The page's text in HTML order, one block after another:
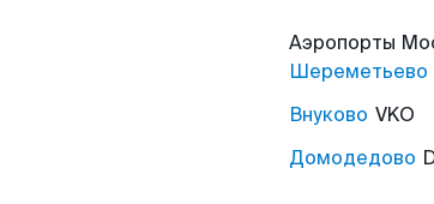
Аэропорты
Шереметьево
Внуково VKO
Домодедово